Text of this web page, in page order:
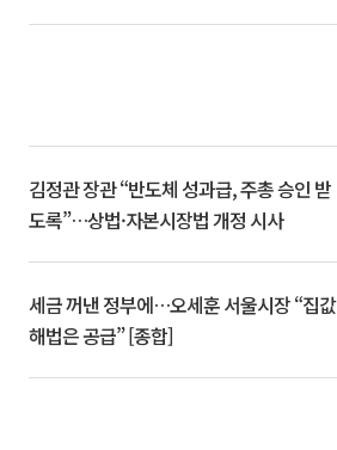
김정관 장관 “반도체 성과급, 주총 승인 받
도록”…상법·자본시장법 개정 시사
세금 꺼낸 정부에…오세훈 서울시장 “집값
해법은 공급” [종합]